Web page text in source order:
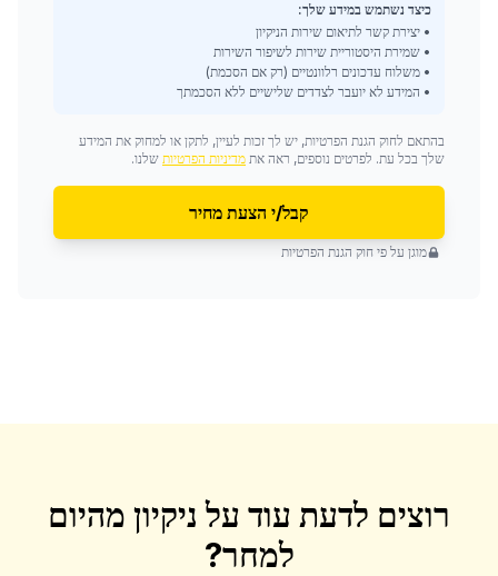
כיצד נשתמש במידע שלך:
• יצירת קשר לתיאום שירות הניקיון
• שמירת היסטוריית שירות לשיפור השירות
• משלוח עדכונים רלוונטיים (רק אם הסכמת)
• המידע לא יועבר לצדדים שלישיים ללא הסכמתך
בהתאם לחוק הגנת הפרטיות, יש לך זכות לעיין, לתקן או למחוק את המידע
שלך בכל עת. לפרטים נוספים, ראה את מדיניות הפרטיות שלנו.
קבל/י הצעת מחיר
מוגן על פי חוק הגנת הפרטיות
רוצים לדעת עוד על ניקיון מהיום
למחר?